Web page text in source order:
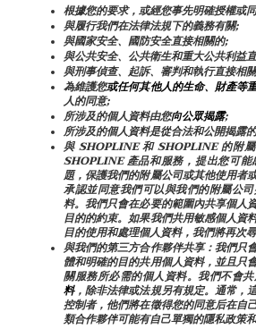
根據您的要求，或經您事先明確授權或
與履行我們在法律法規下的義務有關;
與國家安全、國防安全直接相關的;
與公共安全、公共衛生和重大公共利益
與刑事偵查、起訴、審判和執行直接相
為維護您或任何其他人的生命、財產等
人的同意;
所涉及的個人資料由您向公眾揭露;
所涉及的個人資料是從合法和公開揭露
與 SHOPLINE 和 SHOPLINE 的附
SHOPLINE 產品和服務，提出您可
題，保護我們的附屬公司或其他使用者
承認並同意我們可以與我們的附屬公
料。我們只會在必要的範圍內共享個人
目的的約束。如果我們共用敏感個人資
目的使用和處理個人資料，我們將再次
與我們的第三方合作夥伴共享：我們只
體和明確的目的共用個人資料，並且只
關服務所必需的個人資料。我們不會
料，除非法律或法規另有規定。通常，
控制者，他們將在徵得您的同意后在自
類合作夥伴可能有自己單獨的隱私政策和